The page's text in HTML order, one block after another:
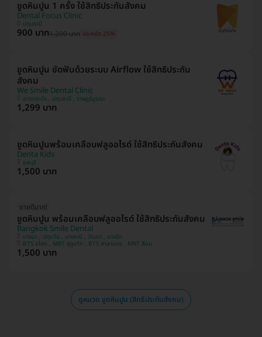
ขูดหินปูน 1 ครั้ง ใช้สิทธิประกันสังคม
Dental Focus Clinic
ปทุมธานี
900 บาท1,200 บาท ประหยัด 25%
ขูดหินปูน ขัดฟันด้วยระบบ Airflow ใช้สิทธิประกัน
สังคม
We Smile Dental Clinic
ลาดกระบัง , ปทุมธานี , ราษฎร์บูรณะ
1,299 บาท
ขูดหินปูนพร้อมเคลือบฟลูออไรด์ ใช้สิทธิประกันสังคม
Denta Kids
ชลบุรี
1,500 บาท
ขายดีมาก!
ขูดหินปูน พร้อมเคลือบฟลูออไรด์ ใช้สิทธิประกันสังคม
Bangkok Smile Dental
บางนา , ปทุมวัน , บางกะปิ , วัฒนา , บางรัก
BTS อโศก , MRT สุขุมวิท , BTS ศาลาแดง , MRT สีลม
1,500 บาท
ดูหมวด ขูดหินปูน (สิทธิประกันสังคม)